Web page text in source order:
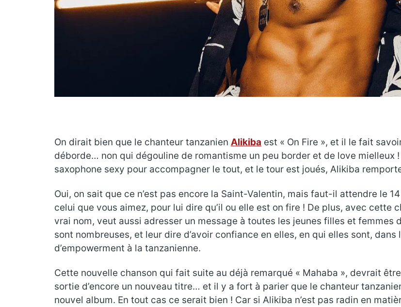
On dirait bien que le chanteur tanzanien Alikiba est « On Fire », et il le fait
déborde… non qui dégouline de romantisme un peu border et de love mielleux
saxophone sexy pour accompagner le tout, et le tour est joués, Alikiba
Oui, on sait que ce n’est pas encore la Saint-Valentin, mais faut-il attendre le
celui que vous aimez, pour lui dire qu’il ou elle est on fire ! De plus, avec cette
vrai nom, veut aussi adresser un message à toutes les jeunes filles et
sont nombreuses, et leur dire d’avoir confiance en elles, en qui elles sont,
d’empowerment à la tanzanienne.
Cette nouvelle chanson qui fait suite au déjà remarqué « Mahaba », devrait
sortie d’encore un nouveau titre… et il y a fort à parier que le chanteur
nouvel album. En tout cas ce serait bien ! Car si Alikiba n’est pas radin en